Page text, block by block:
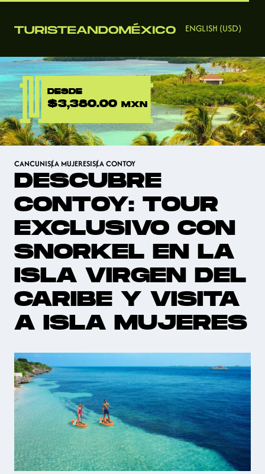
ENGLISH (USD)
DESDE
$3,380.00 MXN
CANCUNISLA MUJERESISLA CONTOY
DESCUBRE
CONTOY: TOUR
EXCLUSIVO CON
SNORKEL EN LA
ISLA VIRGEN DEL
CARIBE Y VISITA
A ISLA MUJERES